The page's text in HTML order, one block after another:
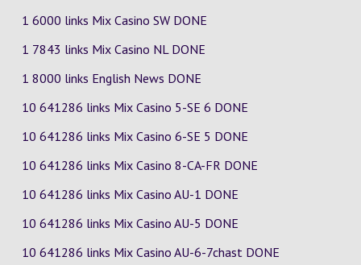
1 6000 links Mix Casino SW DONE
1 7843 links Mix Casino NL DONE
1 8000 links English News DONE
10 641286 links Mix Casino 5-SE 6 DONE
10 641286 links Mix Casino 6-SE 5 DONE
10 641286 links Mix Casino 8-CA-FR DONE
10 641286 links Mix Casino AU-1 DONE
10 641286 links Mix Casino AU-5 DONE
10 641286 links Mix Casino AU-6-7chast DONE